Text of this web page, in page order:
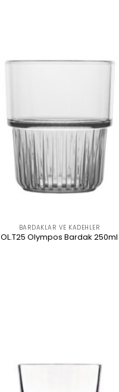
BARDAKLAR VE KADEHLER
OL.T25 Olympos Bardak 250ml